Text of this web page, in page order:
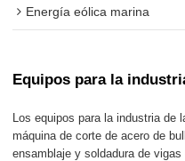
Energía eólica marina
Equipos para la
Los equipos para la industria
máquina de corte de acero de
ensamblaje y soldadura de